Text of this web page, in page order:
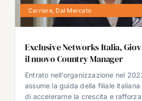
Carriere, Dal Mercato
Exclusive Networks Italia,
il nuovo Country Manager
Entrato nell’organizzazione nel
assume la guida della filiale italiana
di accelerarne la crescita e